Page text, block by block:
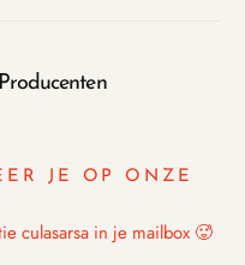
JE OP ONZE
culasarsa in je mailbox 🥵